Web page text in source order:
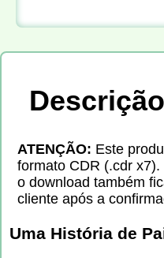
ATENÇÃO: Este
formato CDR (.cdr
o download também
cliente após a
Uma História de